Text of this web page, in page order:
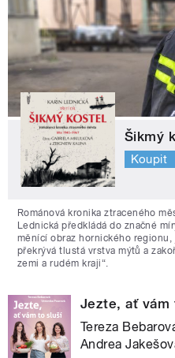
Šikmý
Koupit
Románová kronika ztraceného
Lednická předkládá do značné
měnící obraz hornického
překrývá tlustá vrstva mýtů a
zemi a rudém kraji“.
Jezte, ať vám
Tereza
Andrea